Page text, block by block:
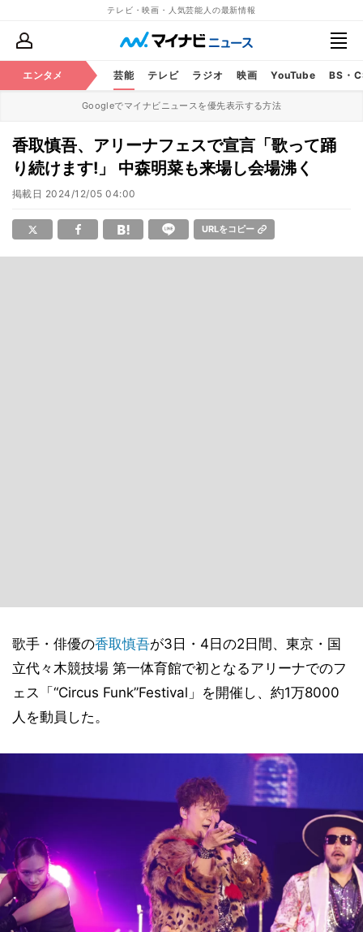
テレビ・映画・人気芸能人の最新情報
エンタメ 芸能 テレビ ラジオ 映画 YouTube BS・
Googleでマイナビニュースを優先表示する方法
香取慎吾、アリーナフェスで宣言「歌って踊
り続けます!」 中森明菜も来場し会場沸く
掲載日 2024/12/05 04:00
URLをコピー
歌手・俳優の香取慎吾が3日・4日の2日間、東京・国
立代々木競技場 第一体育館で初となるアリーナでのフ
ェス「“Circus Funk”Festival」を開催し、約1万8000
人を動員した。